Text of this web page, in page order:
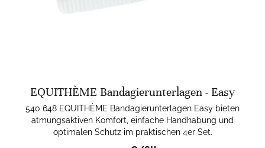
EQUITHÈME Bandagierunterlagen - Easy
540 648 EQUITHÈME Bandagierunterlagen Easy bieten
atmungsaktiven Komfort, einfache Handhabung und
optimalen Schutz im praktischen 4er Set.